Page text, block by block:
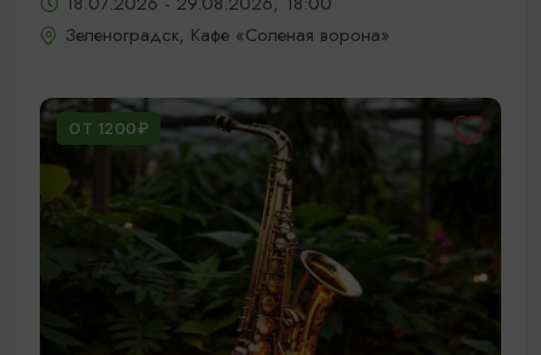
Зеленоградск, Кафе «Соленая ворона»
ОТ 1200₽